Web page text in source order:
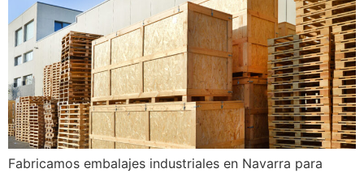
Fabricamos embalajes industriales en Navarra para